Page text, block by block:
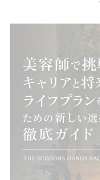
美容師資格を
理容師免許で
美容師免許
ン
理容師から異
美容師資格が
キャリア転換なら
美容師がキャ
景
理容師のキャ
由